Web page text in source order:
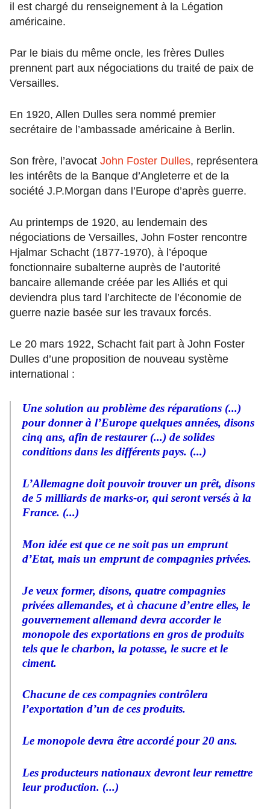
il est chargé du renseignement à la Légation
américaine.
Par le biais du même oncle, les frères Dulles
prennent part aux négociations du traité de paix de
Versailles.
En 1920, Allen Dulles sera nommé premier
secrétaire de l’ambassade américaine à Berlin.
Son frère, l’avocat John Foster Dulles, représentera
les intérêts de la Banque d’Angleterre et de la
société J.P.Morgan dans l’Europe d’après guerre.
Au printemps de 1920, au lendemain des
négociations de Versailles, John Foster rencontre
Hjalmar Schacht (1877-1970), à l’époque
fonctionnaire subalterne auprès de l’autorité
bancaire allemande créée par les Alliés et qui
deviendra plus tard l’architecte de l’économie de
guerre nazie basée sur les travaux forcés.
Le 20 mars 1922, Schacht fait part à John Foster
Dulles d’une proposition de nouveau système
international :
Une solution au problème des réparations (...)
pour donner à l’Europe quelques années, disons
cinq ans, afin de restaurer (...) de solides
conditions dans les différents pays. (...)
L’Allemagne doit pouvoir trouver un prêt, disons
de 5 milliards de marks-or, qui seront versés à la
France. (...)
Mon idée est que ce ne soit pas un emprunt
d’Etat, mais un emprunt de compagnies privées.
Je veux former, disons, quatre compagnies
privées allemandes, et à chacune d’entre elles, le
gouvernement allemand devra accorder le
monopole des exportations en gros de produits
tels que le charbon, la potasse, le sucre et le
ciment.
Chacune de ces compagnies contrôlera
l’exportation d’un de ces produits.
Le monopole devra être accordé pour 20 ans.
Les producteurs nationaux devront leur remettre
leur production. (...)